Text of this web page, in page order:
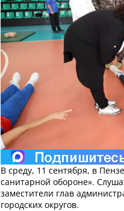
В среду, 11 сентября, в
санитарной обороне».
заместители глав
городских округов.